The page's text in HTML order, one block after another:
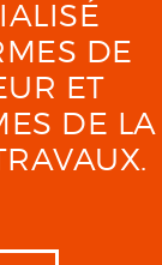
DE
ET
DE LA